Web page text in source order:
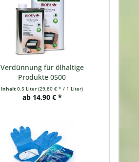
Verdünnung für ölhaltige
Produkte 0500
Inhalt0.5 Liter(29,80 € * / 1 Liter)
ab 14,90 € *